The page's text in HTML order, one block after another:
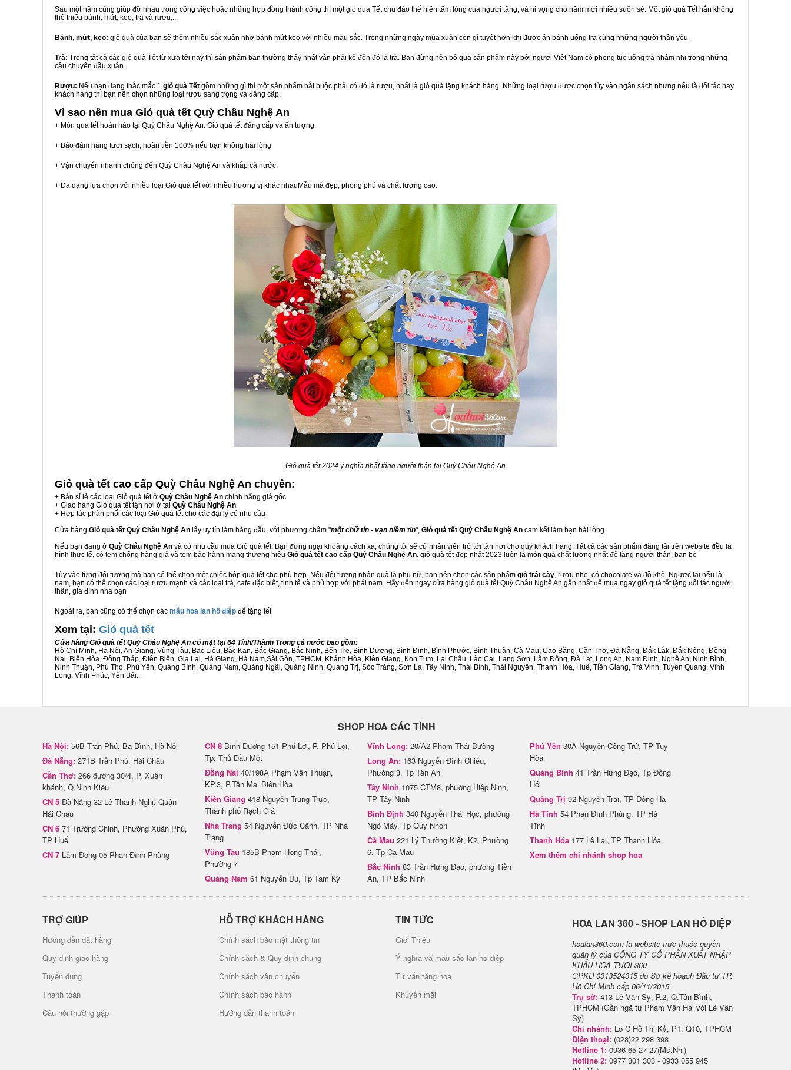
Sau một năm cùng giúp đỡ nhau trong công việc hoặc những hợp đồng thành công thì một giỏ quà Tết chu đáo thể hiện tấm lòng của người tặng, và hi vọng cho năm mới nhiều suôn sẻ. Một giỏ quà Tết hẳn không
thể thiếu bánh, mứt, kẹo, trà và rượu,...
Bánh, mứt, kẹo: giỏ quà của bạn sẽ thêm nhiều sắc xuân nhờ bánh mứt kẹo với nhiều màu sắc. Trong những ngày mùa xuân còn gì tuyệt hơn khi được ăn bánh uống trà cùng những người thân yêu.
Trà: Trong tất cả các giỏ quà Tết từ xưa tới nay thì sản phẩm bạn thường thấy nhất vẫn phải kể đến đó là trà. Bạn đừng nên bỏ qua sản phẩm này bởi người Việt Nam có phong tục uống trà nhâm nhi trong những
câu chuyện đầu xuân.
Rượu: Nếu bạn đang thắc mắc 1 giỏ quà Tết gồm những gì thì một sản phẩm bắt buộc phải có đó là rượu, nhất là giỏ quà tặng khách hàng. Những loại rượu được chọn tùy vào ngân sách nhưng nếu là đối tác hay
khách hàng thì bạn nên chọn những loại rượu sang trọng và đẳng cấp.
Vì sao nên mua Giỏ quà tết Quỳ Châu Nghệ An
+ Món quà tết hoàn hảo tại Quỳ Châu Nghệ An: Giỏ quà tết đẳng cấp và ấn tượng.
+ Bảo đảm hàng tươi sạch, hoàn tiền 100% nếu bạn không hài lòng
+ Vận chuyển nhanh chóng đến Quỳ Châu Nghệ An và khắp cả nước.
+ Đa dạng lựa chọn với nhiều loại Giỏ quà tết với nhiều hương vị khác nhauMẫu mã đẹp, phong phú và chất lượng cao.
Giỏ quà tết 2024 ý nghĩa nhất tặng người thân tại Quỳ Châu Nghệ An
Giỏ quà tết cao cấp Quỳ Châu Nghệ An chuyên:
+ Bán sỉ lẻ các loại Giỏ quà tết ở Quỳ Châu Nghệ An chính hãng giá gốc
+ Giao hàng Giỏ quà tết tận nơi ở tại Quỳ Châu Nghệ An
+ Hợp tác phân phối các loại Giỏ quà tết cho các đại lý có nhu cầu
Cửa hàng Giỏ quà tết Quỳ Châu Nghệ An lấy uy tín làm hàng đầu, với phương châm "một chữ tín - vạn niềm tin", Giỏ quà tết Quỳ Châu Nghệ An cam kết làm bạn hài lòng.
Nếu bạn đang ở Quỳ Châu Nghệ An và có nhu cầu mua Giỏ quà tết, Bạn đừng ngại khoảng cách xa, chúng tôi sẽ cử nhân viên trở tới tận nơi cho quý khách hàng. Tất cả các sản phẩm đăng tải trên website đều là
hình thực tế, có tem chống hàng giả và tem bảo hành mang thương hiệu Giỏ quà tết cao cấp Quỳ Châu Nghệ An. giỏ quà tết đẹp nhất 2023 luôn là món quà chất lượng nhất để tặng người thân, bạn bè
Tùy vào từng đối tượng mà bạn có thể chọn một chiếc hộp quà tết cho phù hợp. Nếu đối tượng nhận quà là phụ nữ, bạn nên chọn các sản phẩm giỏ trái cây, rượu nhẹ, có chocolate và đồ khô. Ngược lại nếu là
nam, bạn có thể chọn các loại rượu mạnh và các loại trà, cafe đặc biệt, tinh tế và phù hợp với phái nam. Hãy đến ngay cửa hàng giỏ quà tết Quỳ Châu Nghệ An gần nhất để mua ngay giỏ quà tết tặng đối tác người
thân, gia đình nha bạn
Ngoài ra, bạn cũng có thể chọn các mẫu hoa lan hồ điệp để tặng tết
Xem tại: Giỏ quà tết
Cửa hàng Giỏ quà tết Quỳ Châu Nghệ An có mặt tại 64 Tỉnh/Thành Trong cả nước bao gồm:
Hồ Chí Minh, Hà Nội, An Giang, Vũng Tàu, Bạc Liêu, Bắc Kạn, Bắc Giang, Bắc Ninh, Bến Tre, Bình Dương, Bình Định, Bình Phước, Bình Thuận, Cà Mau, Cao Bằng, Cần Thơ, Đà Nẵng, Đắk Lắk, Đắk Nông, Đồng
Nai, Biên Hòa, Đồng Tháp, Điện Biên, Gia Lai, Hà Giang, Hà Nam,Sài Gòn, TPHCM, Khánh Hòa, Kiên Giang, Kon Tum, Lai Châu, Lào Cai, Lạng Sơn, Lâm Đồng, Đà Lạt, Long An, Nam Định, Nghệ An, Ninh Bình,
Ninh Thuận, Phú Thọ, Phú Yên, Quảng Bình, Quảng Nam, Quảng Ngãi, Quảng Ninh, Quảng Trị, Sóc Trăng, Sơn La, Tây Ninh, Thái Bình, Thái Nguyên, Thanh Hóa, Huế, Tiền Giang, Trà Vinh, Tuyên Quang, Vĩnh
Long, Vĩnh Phúc, Yên Bái...
SHOP HOA CÁC TỈNH
Hà Nội: 56B Trần Phú, Ba Đình, Hà Nội
Đà Nẵng: 271B Trần Phú, Hải Châu
Cần Thơ: 266 đường 30/4, P. Xuân
khánh, Q.Ninh Kiều
CN 5 Đà Nẵng 32 Lê Thanh Nghị, Quận
Hải Châu
CN 6 71 Trường Chinh, Phường Xuân Phú,
TP Huế
CN 7 Lâm Đồng 05 Phan Đình Phùng
CN 8 Bình Dương 151 Phú Lợi, P. Phú Lợi,
Tp. Thủ Dầu Một
Đồng Nai 40/198A Phạm Văn Thuận,
KP.3, P.Tân Mai Biên Hòa
Kiên Giang 418 Nguyễn Trung Trực,
Thành phố Rạch Giá
Nha Trang 54 Nguyễn Đức Cảnh, TP Nha
Trang
Vũng Tàu 185B Phạm Hồng Thái,
Phường 7
Quảng Nam 61 Nguyễn Du, Tp Tam Kỳ
Vĩnh Long: 20/A2 Phạm Thái Bường
Long An: 163 Nguyễn Đình Chiểu,
Phường 3, Tp Tân An
Tây Ninh 1075 CTM8, phường Hiệp Ninh,
TP Tây Ninh
Bình Định 340 Nguyễn Thái Học, phường
Ngô Mây, Tp Quy Nhơn
Cà Mau 221 Lý Thường Kiệt, K2, Phường
6, Tp Cà Mau
Bắc Ninh 83 Trần Hưng Đạo, phường Tiền
An, TP Bắc Ninh
Phú Yên 30A Nguyễn Công Trứ, TP Tuy
Hòa
Quảng Bình 41 Trần Hưng Đạo, Tp Đồng
Hới
Quảng Trị 92 Nguyễn Trãi, TP Đông Hà
Hà Tĩnh 54 Phan Đình Phùng, TP Hà
Tĩnh
Thanh Hóa 177 Lê Lai, TP Thanh Hóa
Xem thêm chi nhánh shop hoa
TRỢ GIÚP
Hướng dẫn đặt hàng
Quy định giao hàng
Tuyển dụng
Thanh toán
Câu hỏi thường gặp
HỖ TRỢ KHÁCH HÀNG
Chính sách bảo mật thông tin
Chính sách & Quy định chung
Chính sách vận chuyển
Chính sách bảo hành
Hướng dẫn thanh toán
TIN TỨC
Giới Thiệu
Ý nghĩa và màu sắc lan hồ điệp
Tư vấn tặng hoa
Khuyến mãi
H​OA LAN 360 - SHOP LAN HỒ ĐIỆP
hoalan360.com là website trực thuộc quyền
quản lý của CÔNG TY CỔ PHẦN XUẤT NHẬP
KHẨU HOA TƯƠI 360
GPKD 0313524315 do Sở kế hoạch Đầu tư TP.
Hồ Chí Minh cấp 06/11/2015
Trụ sở: 413 Lê Văn Sỹ, P.2, Q.Tân Bình,
TPHCM (Gần ngã tư Phạm Văn Hai với Lê Văn
Sỹ)
Chi nhánh: Lô C Hồ Thị Kỷ, P1, Q10, TPHCM
Điện thoại: (028)22 298 398
Hotline 1: 0936 65 27 27(Ms.Nhi)
Hotline 2: 0977 301 303 - 0933 055 945